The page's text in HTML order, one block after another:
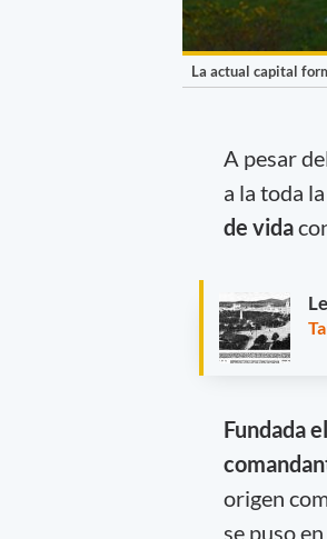
La actual capital
A pesar
a la toda
de vida
Fundada
origen
se puso